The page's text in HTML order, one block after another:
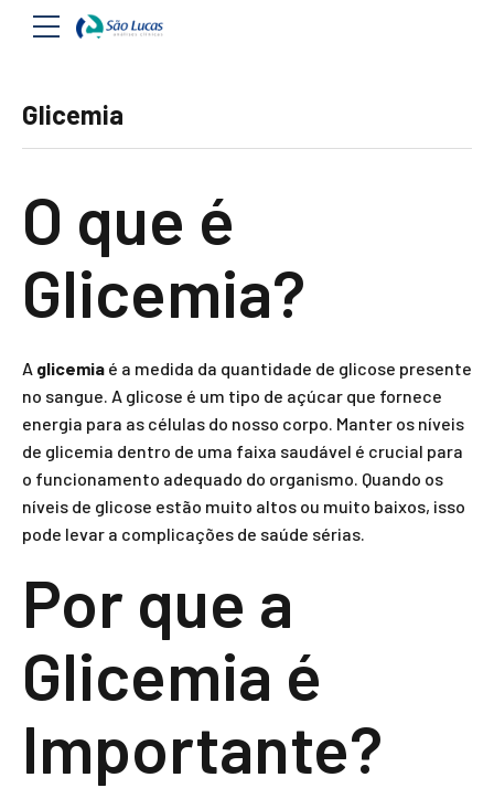
Glicemia
O que é
Glicemia?
A glicemia é a medida da quantidade de glicose presente
no sangue. A glicose é um tipo de açúcar que fornece
energia para as células do nosso corpo. Manter os níveis
de glicemia dentro de uma faixa saudável é crucial para
o funcionamento adequado do organismo. Quando os
níveis de glicose estão muito altos ou muito baixos, isso
pode levar a complicações de saúde sérias.
Por que a
Glicemia é
Importante?